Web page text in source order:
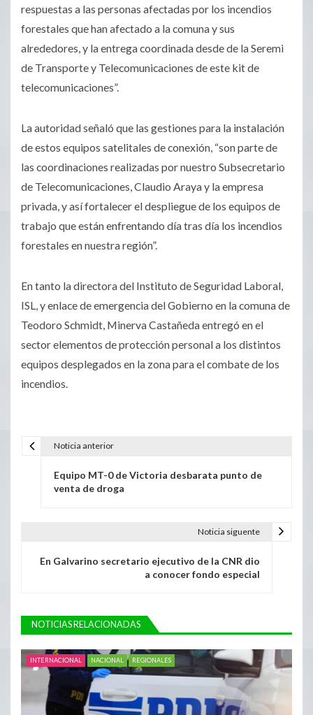
respuestas a las personas afectadas por los incendios
forestales que han afectado a la comuna y sus
alrededores, y la entrega coordinada desde de la Seremi
de Transporte y Telecomunicaciones de este kit de
telecomunicaciones”.
La autoridad señaló que las gestiones para la instalación
de estos equipos satelitales de conexión, “son parte de
las coordinaciones realizadas por nuestro Subsecretario
de Telecomunicaciones, Claudio Araya y la empresa
privada, y así fortalecer el despliegue de los equipos de
trabajo que están enfrentando día tras día los incendios
forestales en nuestra región”.
En tanto la directora del Instituto de Seguridad Laboral,
ISL, y enlace de emergencia del Gobierno en la comuna de
Teodoro Schmidt, Minerva Castañeda entregó en el
sector elementos de protección personal a los distintos
equipos desplegados en la zona para el combate de los
incendios.
Noticia anterior
Equipo MT-0 de Victoria desbarata punto de
venta de droga
Noticia siguente
En Galvarino secretario ejecutivo de la CNR dio
a conocer fondo especial
NOTICIAS RELACIONADAS
INTERNACIONAL NACIONAL REGIONALES